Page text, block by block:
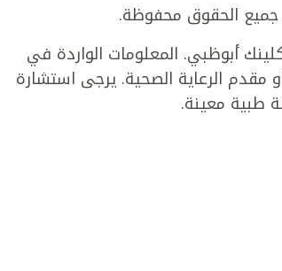
أبوظبي. المعلومات الواردة في
الرعاية الصحية. يرجى استشارة
طبية معينة.